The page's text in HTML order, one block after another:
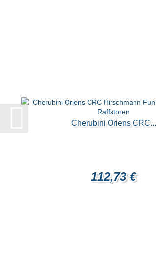
Cherubini Oriens CRC...
112,73 €